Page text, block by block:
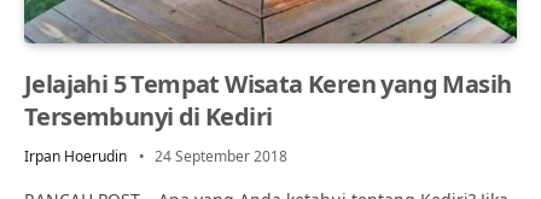
Jelajahi 5 Tempat Wisata Keren yang Masih
Tersembunyi di Kediri
Irpan Hoerudin 24 September 2018